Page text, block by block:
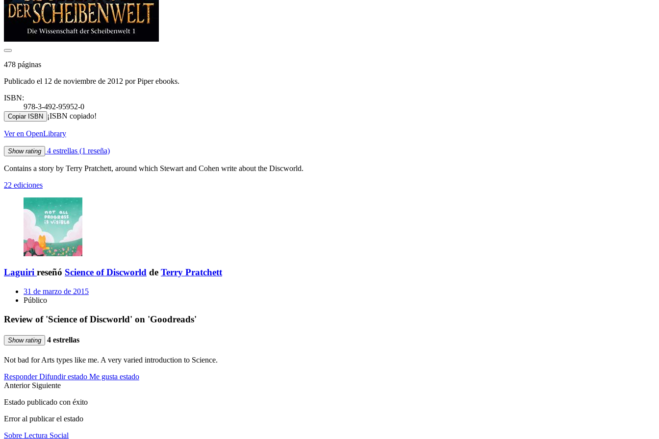
478 páginas
Publicado el 12 de noviembre de 2012 por Piper ebooks.
ISBN:
978-3-492-95952-0
Copiar ISBN ¡ISBN copiado!
Ver en OpenLibrary
Show rating 4 estrellas (1 reseña)
Contains a story by Terry Pratchett, around which Stewart and Cohen write about the Discworld.
22 ediciones
Laguiri reseñó Science of Discworld de Terry Pratchett
31 de marzo de 2015
Público
Review of 'Science of Discworld' on 'Goodreads'
Show rating 4 estrellas
Not bad for Arts types like me. A very varied introduction to Science.
Responder Difundir estado Me gusta estado
Anterior Siguiente
Estado publicado con éxito
Error al publicar el estado
Sobre Lectura Social